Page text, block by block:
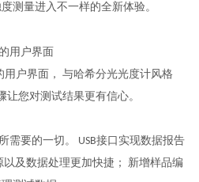
测量进入不一样的全新体验。
用户界面
户界面， 与哈希分光光度计风格
您对测试结果更有信心。
需要的一切。 USB接口实现数据报告
及数据处理更加快捷； 新增样品编